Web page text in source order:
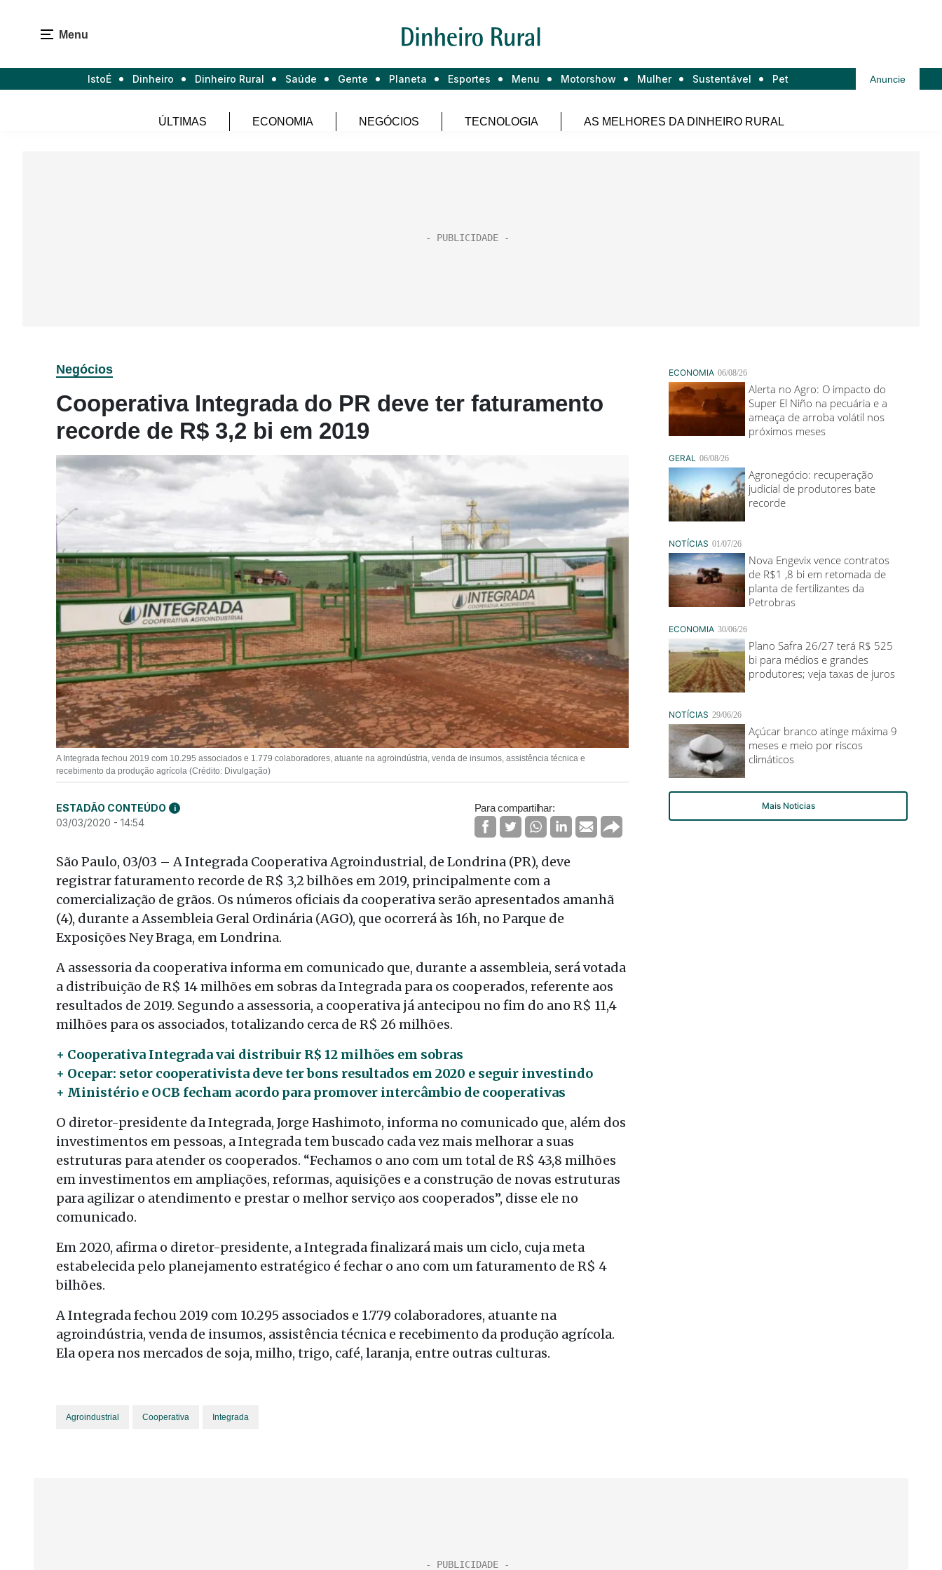
Menu
IstoÉ Dinheiro Dinheiro Rural Saúde Gente Planeta Esportes Menu Motorshow Mulher Sustentável Pet Anuncie
ÚLTIMAS ECONOMIA NEGÓCIOS TECNOLOGIA AS MELHORES DA DINHEIRO RURAL
Negócios
Cooperativa Integrada do PR deve ter faturamento
recorde de R$ 3,2 bi em 2019
A Integrada fechou 2019 com 10.295 associados e 1.779 colaboradores, atuante na agroindústria, venda de insumos, assistência técnica e
recebimento da produção agrícola (Crédito: Divulgação)
ESTADÃO CONTEÚDO i
03/03/2020 - 14:54
Para compartilhar:
São Paulo, 03/03 – A Integrada Cooperativa Agroindustrial, de Londrina (PR), deve
registrar faturamento recorde de R$ 3,2 bilhões em 2019, principalmente com a
comercialização de grãos. Os números oficiais da cooperativa serão apresentados amanhã
(4), durante a Assembleia Geral Ordinária (AGO), que ocorrerá às 16h, no Parque de
Exposições Ney Braga, em Londrina.
A assessoria da cooperativa informa em comunicado que, durante a assembleia, será votada
a distribuição de R$ 14 milhões em sobras da Integrada para os cooperados, referente aos
resultados de 2019. Segundo a assessoria, a cooperativa já antecipou no fim do ano R$ 11,4
milhões para os associados, totalizando cerca de R$ 26 milhões.
+ Cooperativa Integrada vai distribuir R$ 12 milhões em sobras
+ Ocepar: setor cooperativista deve ter bons resultados em 2020 e seguir investindo
+ Ministério e OCB fecham acordo para promover intercâmbio de cooperativas
O diretor-presidente da Integrada, Jorge Hashimoto, informa no comunicado que, além dos
investimentos em pessoas, a Integrada tem buscado cada vez mais melhorar a suas
estruturas para atender os cooperados. “Fechamos o ano com um total de R$ 43,8 milhões
em investimentos em ampliações, reformas, aquisições e a construção de novas estruturas
para agilizar o atendimento e prestar o melhor serviço aos cooperados”, disse ele no
comunicado.
Em 2020, afirma o diretor-presidente, a Integrada finalizará mais um ciclo, cuja meta
estabelecida pelo planejamento estratégico é fechar o ano com um faturamento de R$ 4
bilhões.
A Integrada fechou 2019 com 10.295 associados e 1.779 colaboradores, atuante na
agroindústria, venda de insumos, assistência técnica e recebimento da produção agrícola.
Ela opera nos mercados de soja, milho, trigo, café, laranja, entre outras culturas.
Agroindustrial Cooperativa Integrada